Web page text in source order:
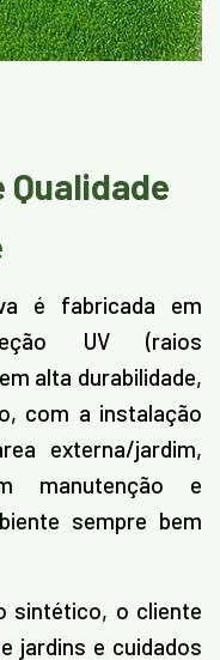
é fabricada em
UV (raios
alta durabilidade,
com a instalação
externa/jardim,
manutenção e
sempre bem
sintético, o cliente
jardins e cuidados